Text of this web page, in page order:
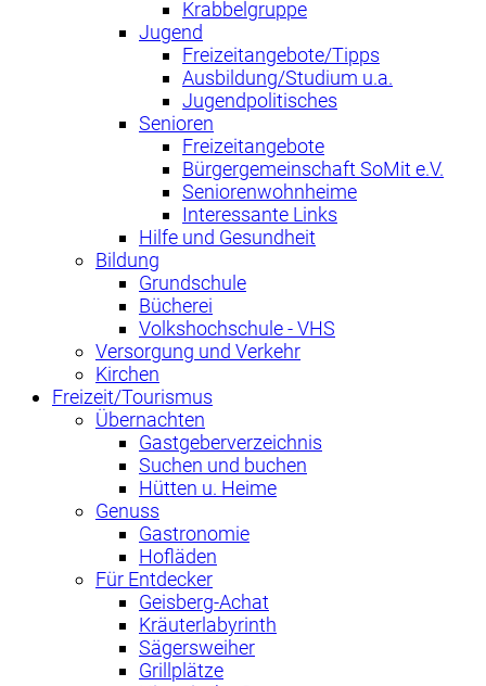
Krabbelgruppe
Jugend
Freizeitangebote/Tipps
Ausbildung/Studium u.a.
Jugendpolitisches
Senioren
Freizeitangebote
Bürgergemeinschaft SoMit e.V.
Seniorenwohnheime
Interessante Links
Hilfe und Gesundheit
Bildung
Grundschule
Bücherei
Volkshochschule - VHS
Versorgung und Verkehr
Kirchen
Freizeit/Tourismus
Übernachten
Gastgeberverzeichnis
Suchen und buchen
Hütten u. Heime
Genuss
Gastronomie
Hofläden
Für Entdecker
Geisberg-Achat
Kräuterlabyrinth
Sägersweiher
Grillplätze